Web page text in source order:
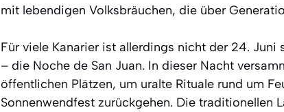
mit lebendigen Volksbräuchen, die über
Für viele Kanarier ist allerdings nicht der 24.
– die Noche de San Juan. In dieser Nacht
öffentlichen Plätzen, um uralte Rituale rund um
Sonnenwendfest zurückgehen. Die traditionellen